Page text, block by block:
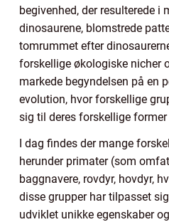
begivenhed, der resulterede i
dinosaurene, blomstrede
tomrummet efter
forskellige økologiske nicher
markede begyndelsen på en
evolution, hvor forskellige
sig til deres forskellige
I dag findes der mange
herunder primater (som
baggnavere, rovdyr, hovdyr,
disse grupper har tilpasset
udviklet unikke egenskaber